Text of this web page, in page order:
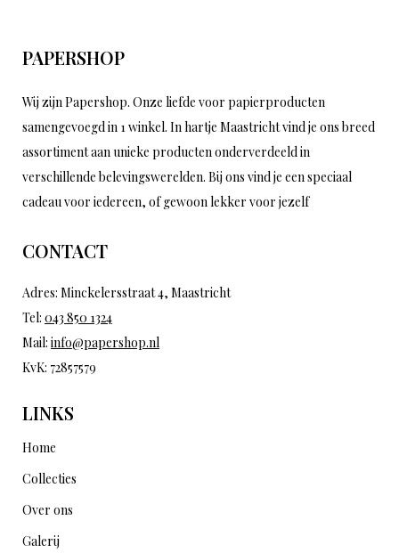
PAPERSHOP
Wij zijn Papershop. Onze liefde voor papierproducten
samengevoegd in 1 winkel. In hartje Maastricht vind je ons breed
assortiment aan unieke producten onderverdeeld in
verschillende belevingswerelden. Bij ons vind je een speciaal
cadeau voor iedereen, of gewoon lekker voor jezelf
CONTACT
Adres: Minckelersstraat 4, Maastricht
Tel: 043 850 1324
Mail: info@papershop.nl
KvK: 72857579
LINKS
Home
Collecties
Over ons
Galerij